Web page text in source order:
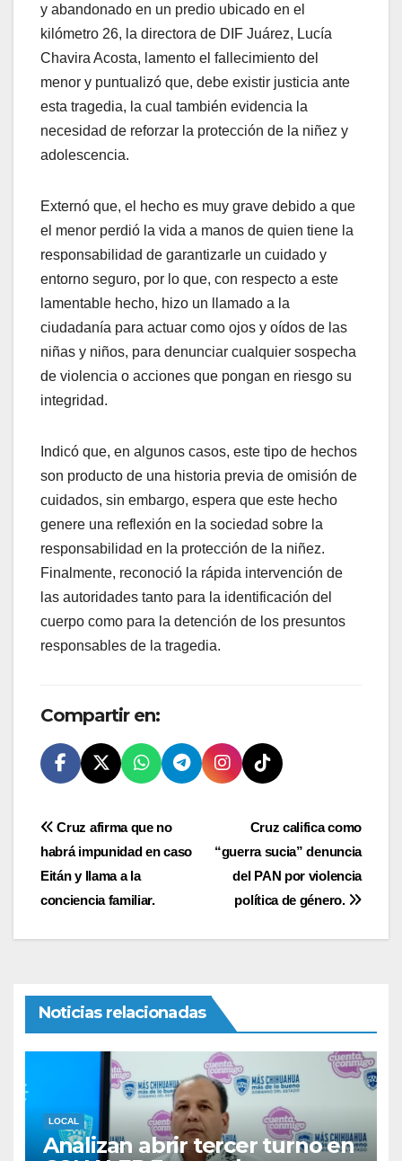
y abandonado en un predio ubicado en el
kilómetro 26, la directora de DIF Juárez, Lucía
Chavira Acosta, lamento el fallecimiento del
menor y puntualizó que, debe existir justicia ante
esta tragedia, la cual también evidencia la
necesidad de reforzar la protección de la niñez y
adolescencia.
Externó que, el hecho es muy grave debido a que
el menor perdió la vida a manos de quien tiene la
responsabilidad de garantizarle un cuidado y
entorno seguro, por lo que, con respecto a este
lamentable hecho, hizo un llamado a la
ciudadanía para actuar como ojos y oídos de las
niñas y niños, para denunciar cualquier sospecha
de violencia o acciones que pongan en riesgo su
integridad.
Indicó que, en algunos casos, este tipo de hechos
son producto de una historia previa de omisión de
cuidados, sin embargo, espera que este hecho
genere una reflexión en la sociedad sobre la
responsabilidad en la protección de la niñez.
Finalmente, reconoció la rápida intervención de
las autoridades tanto para la identificación del
cuerpo como para la detención de los presuntos
responsables de la tragedia.
Compartir en:
Navegación
de
entradas
Cruz califica como
“guerra sucia” denuncia
del PAN por violencia
política de género.
Cruz afirma que no
habrá impunidad en caso
Eitán y llama a la
conciencia familiar.
Noticias relacionadas
LOCAL
Analizan abrir tercer turno en